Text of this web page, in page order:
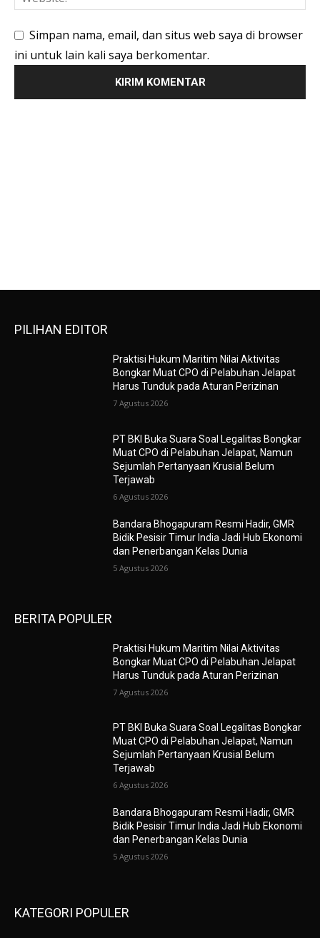
Simpan nama, email, dan situs web saya di browser
ini untuk lain kali saya berkomentar.
PILIHAN EDITOR
Praktisi Hukum Maritim Nilai Aktivitas
Bongkar Muat CPO di Pelabuhan Jelapat
Harus Tunduk pada Aturan Perizinan
7 Agustus 2026
PT BKI Buka Suara Soal Legalitas Bongkar
Muat CPO di Pelabuhan Jelapat, Namun
Sejumlah Pertanyaan Krusial Belum
Terjawab
6 Agustus 2026
Bandara Bhogapuram Resmi Hadir, GMR
Bidik Pesisir Timur India Jadi Hub Ekonomi
dan Penerbangan Kelas Dunia
5 Agustus 2026
BERITA POPULER
Praktisi Hukum Maritim Nilai Aktivitas
Bongkar Muat CPO di Pelabuhan Jelapat
Harus Tunduk pada Aturan Perizinan
7 Agustus 2026
PT BKI Buka Suara Soal Legalitas Bongkar
Muat CPO di Pelabuhan Jelapat, Namun
Sejumlah Pertanyaan Krusial Belum
Terjawab
6 Agustus 2026
Bandara Bhogapuram Resmi Hadir, GMR
Bidik Pesisir Timur India Jadi Hub Ekonomi
dan Penerbangan Kelas Dunia
5 Agustus 2026
KATEGORI POPULER